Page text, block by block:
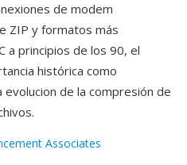
de modem
ZIP y formatos más
a principios de los 90, el
histórica como
de la compresión de
Associates